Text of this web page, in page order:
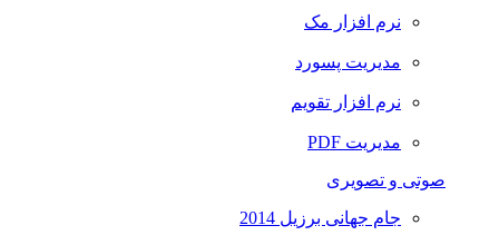
نرم افزار مک
مدیریت پسورد
نرم افزار تقویم
مدیریت PDF
صوتی و تصویری
جام جهانی برزیل 2014